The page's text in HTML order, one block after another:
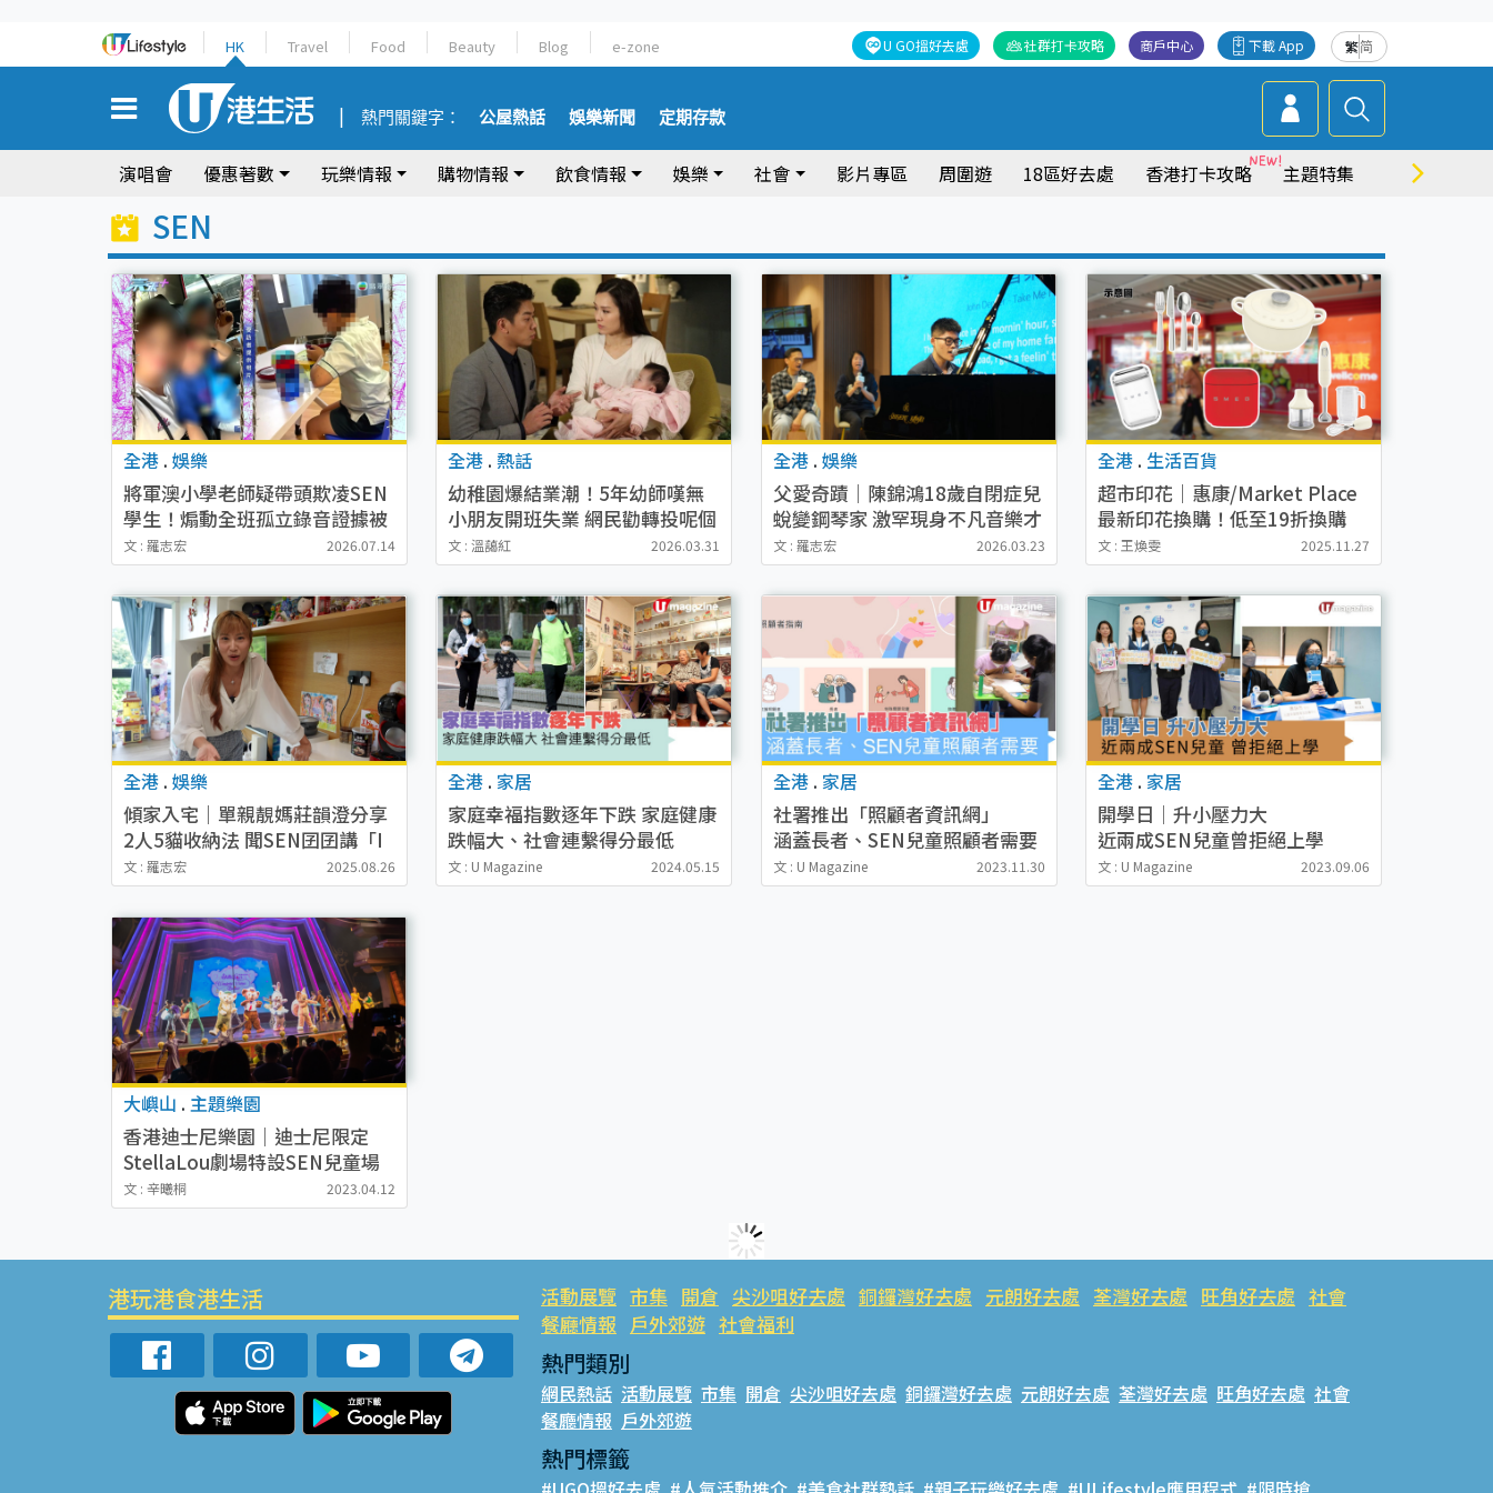
HK Travel Food Beauty Blog e-zone 繁简
下載 App
商戶中心
社群打卡攻略
U GO搵好去處
熱門關鍵字： 公屋熱話 娛樂新聞 定期存款
演唱會 優惠著數 玩樂情報 購物情報 飲食情報 娛樂 社會 影片專區 周圍遊 18區好去處 香港打卡攻略 主題特集 商場情報
SEN
全港 . 娛樂
將軍澳小學老師疑帶頭欺凌SEN
學生！煽動全班孤立錄音證據被
刪 涉事王老師反應令人心寒
文 : 羅志宏 2026.07.14
全港 .熱話
幼稚園爆結業潮！5年幼師嘆無
小朋友開班失業 網民勸轉投呢個
潛力行業
文 : 溫藹紅 2026.03.31
全港 . 娛樂
父愛奇蹟｜陳錦鴻18歲自閉症兒
蛻變鋼琴家 激罕現身不凡音樂才
華驚艷全場
文 : 羅志宏 2026.03.23
全港 . 生活百貨
超市印花｜惠康/Market Place
最新印花換購！低至19折換購
SMEG廚具！附yuu積分免費換
領攻略
文 : 王煥雯 2025.11.27
全港 . 娛樂
傾家入宅｜單親靚媽莊韻澄分享
2人5貓收納法 聞SEN囝囝講「I
Love You」即爆喊
文 : 羅志宏 2025.08.26
全港 .家居
家庭幸福指數逐年下跌 家庭健康
跌幅大、社會連繫得分最低
文 : U Magazine 2024.05.15
全港 . 家居
社署推出「照顧者資訊網」
涵蓋長者、SEN兒童照顧者需要
文 : U Magazine 2023.11.30
全港 .家居
開學日│升小壓力大
近兩成SEN兒童曾拒絕上學
文 : U Magazine 2023.09.06
大嶼山 . 主題樂園
香港迪士尼樂園｜迪士尼限定
StellaLou劇場特設SEN兒童場
3個貼心改動獲家長激讚！
文 : 辛曦桐 2023.04.12
港玩港食港生活 活動展覽 市集 開倉 尖沙咀好去處 銅鑼灣好去處 元朗好去處 荃灣好去處 旺角好去處 社會
餐廳情報 戶外郊遊 社會福利
熱門類別
網民熱話 活動展覽 市集 開倉 尖沙咀好去處 銅鑼灣好去處 元朗好去處 荃灣好去處 旺角好去處 社會
餐廳情報 戶外郊遊
熱門標籤